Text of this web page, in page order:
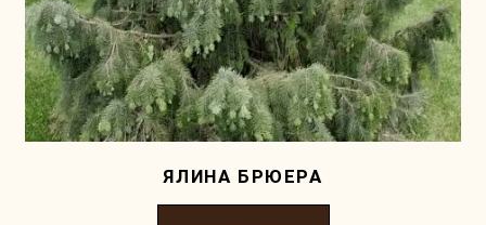
ЯЛИНА БРЮЕРА